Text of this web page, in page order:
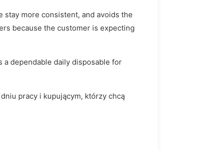
more consistent, and avoids the
because the customer is expecting
a dependable daily disposable for
pracy i kupującym, którzy chcą